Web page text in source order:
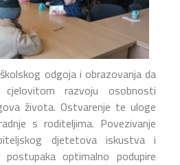
odgoja i obrazovanja da
razvoju osobnosti
života. Ostvarenje te uloge
s roditeljima. Povezivanje
djetetova iskustva i
optimalno podupire